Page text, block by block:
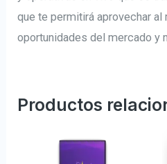
que te permitirá aprovechar al
oportunidades del mercado y
Productos